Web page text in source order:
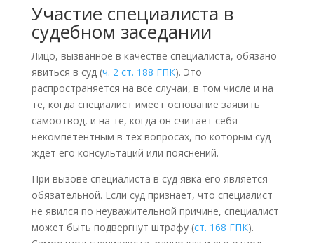
Участие специалиста в
судебном заседании
Лицо, вызванное в качестве специалиста, обязано
явиться в суд (ч. 2 ст. 188 ГПК). Это
распространяется на все случаи, в том числе и на
те, когда специалист имеет основание заявить
самоотвод, и на те, когда он считает себя
некомпетентным в тех вопросах, по которым суд
ждет его консультаций или пояснений.
При вызове специалиста в суд явка его является
обязательной. Если суд признает, что специалист
не явился по неуважительной причине, специалист
может быть подвергнут штрафу (ст. 168 ГПК).